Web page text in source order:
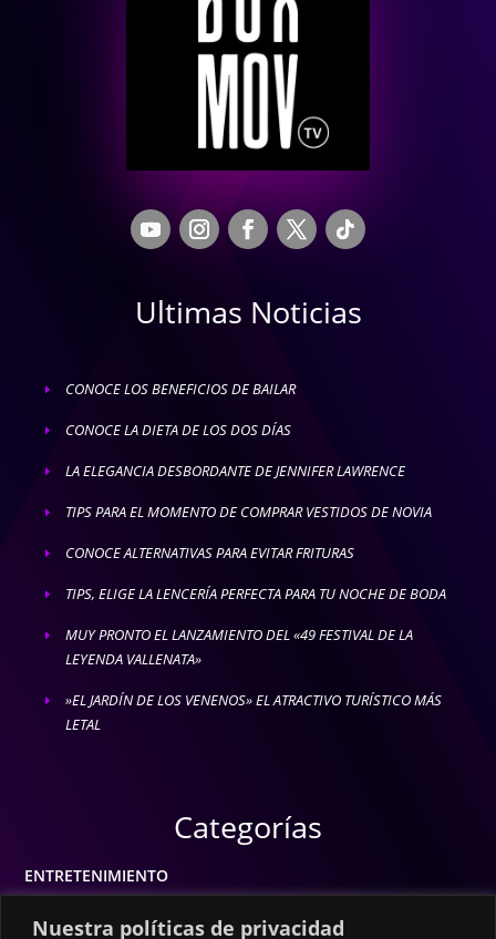
Nuestra políticas de privacidad
Ultimas Noticias
E CONOCE LOS BENEFICIOS DE BAILAR
E CONOCE LA DIETA DE LOS DOS DÍAS
E LA ELEGANCIA DESBORDANTE DE JENNIFER LAWRENCE
E TIPS PARA EL MOMENTO DE COMPRAR VESTIDOS DE NOVIA
E CONOCE ALTERNATIVAS PARA EVITAR FRITURAS
E TIPS, ELIGE LA LENCERÍA PERFECTA PARA TU NOCHE DE BODA
E
MUY PRONTO EL LANZAMIENTO DEL «49 FESTIVAL DE LA
LEYENDA VALLENATA»
E
»EL JARDÍN DE LOS VENENOS» EL ATRACTIVO TURÍSTICO MÁS
LETAL
Categorías
ENTRETENIMIENTO